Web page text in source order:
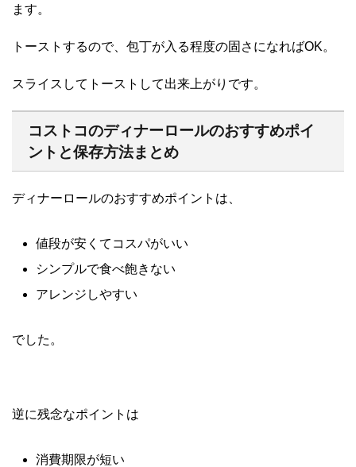
ます。
トーストするので、包丁が入る程度の固さになればOK。
スライスしてトーストして出来上がりです。
コストコのディナーロールのおすすめポイ
ントと保存方法まとめ
ディナーロールのおすすめポイントは、
値段が安くてコスパがいい
シンプルで食べ飽きない
アレンジしやすい
でした。
逆に残念なポイントは
消費期限が短い